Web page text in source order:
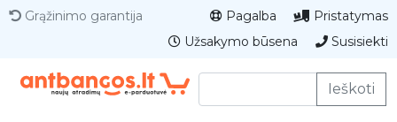
Grąžinimo garantija Pagalba
Pristatymas
Užsakymo būsena
Susisiekti
Ieškoti